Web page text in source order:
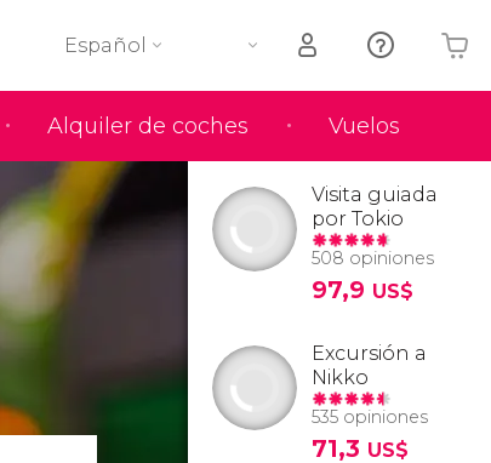
Alquiler de coches Vuelos
Español
Tu carrito está vacío
Visita guiada
por Tokio
508 opiniones
97,9 US$
Excursión a
Nikko
535 opiniones
71,3 US$